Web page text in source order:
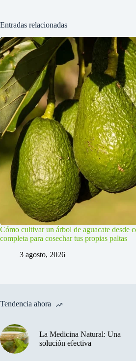
Entradas relacionadas
Cómo cultivar un árbol de aguacate desde
completa para cosechar tus propias paltas
3 agosto, 2026
Tendencia ahora
La Medicina Natural: Una
solución efectiva